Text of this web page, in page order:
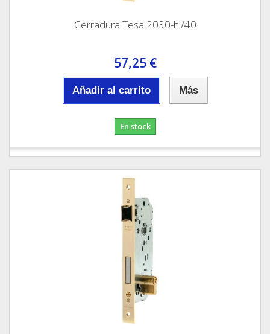
Cerradura Tesa 2030-hl/40
57,25 €
Añadir al carrito Más
En stock